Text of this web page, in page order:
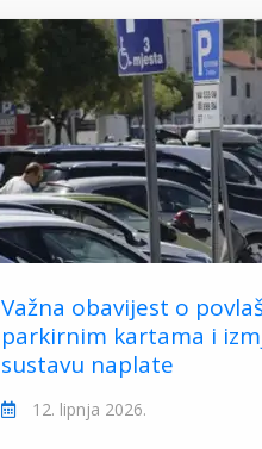
Važna obavijest o
parkirnim kartama i
sustavu naplate
12. lipnja 2026.